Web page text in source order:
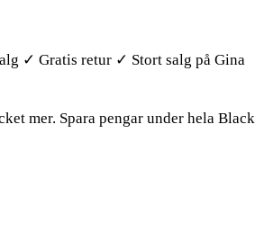
✓ Gratis retur ✓ Stort salg på Gina
mer. Spara pengar under hela Black